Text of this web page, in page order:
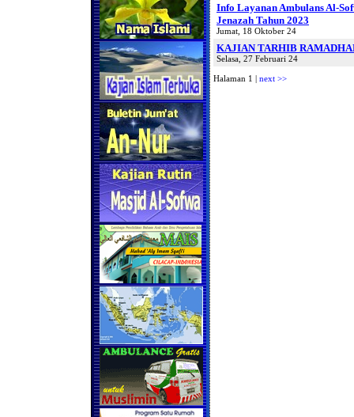
Info Layanan Ambulans Al-
Jenazah Tahun 2023
Jumat, 18 Oktober 24
KAJIAN TARHIB
Selasa, 27 Februari 24
Halaman 1 | next >>